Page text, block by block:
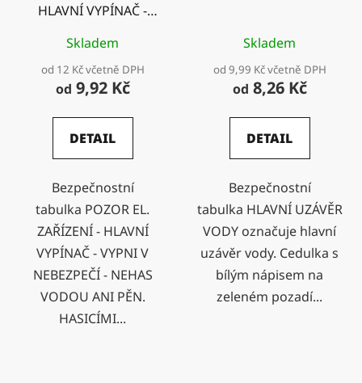
HLAVNÍ VYPÍNAČ -
NEHAS VODOU ANI
PĚN. HASICÍMI
PŘÍSTROJI
Skladem
od 12 Kč včetně DPH
od 9,92 Kč
DETAIL
Bezpečnostní
tabulka POZOR EL.
ZAŘÍZENÍ - HLAVNÍ
VYPÍNAČ - VYPNI V
NEBEZPEČÍ - NEHAS
VODOU ANI PĚN.
HASICÍMI...
Skladem
od 9,99 Kč včetně DPH
od 8,26 Kč
DETAIL
Bezpečnostní
tabulka HLAVNÍ UZÁVĚR
VODY označuje hlavní
uzávěr vody. Cedulka s
bílým nápisem na
zeleném pozadí...